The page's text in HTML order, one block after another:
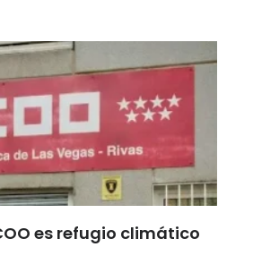
es refugio climático